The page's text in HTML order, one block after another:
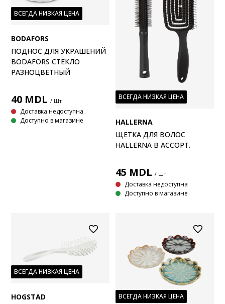
ВСЕГДА НИЗКАЯ ЦЕНА
BODAFORS
ПОДНОС ДЛЯ УКРАШЕНИЙ
BODAFORS СТЕКЛО
РАЗНОЦВЕТНЫЙ
40 MDL / Шт
Доставка недоступна
Доступно в магазине
ВСЕГДА НИЗКАЯ ЦЕНА
HALLERNA
ЩЕТКА ДЛЯ ВОЛОС
HALLERNA В АССОРТ.
45 MDL / Шт
Доставка недоступна
Доступно в магазине
ВСЕГДА НИЗКАЯ ЦЕНА
HOGSTAD
ВСЕГДА НИЗКАЯ ЦЕНА